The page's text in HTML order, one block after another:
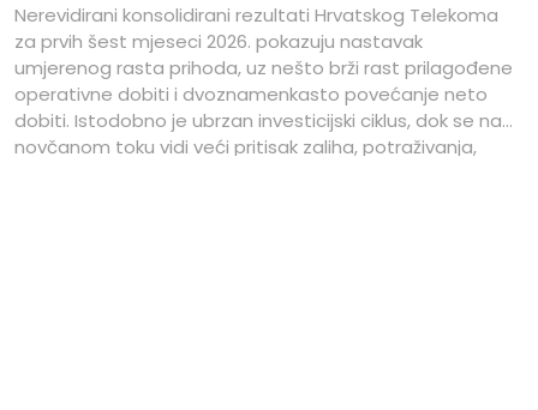
Nerevidirani konsolidirani rezultati Hrvatskog Telekoma
za prvih šest mjeseci 2026. pokazuju nastavak
umjerenog rasta prihoda, uz nešto brži rast prilagođene
operativne dobiti i dvoznamenkasto povećanje neto
dobiti. Istodobno je ubrzan investicijski ciklus, dok se na
novčanom toku vidi veći pritisak zaliha, potraživanja,